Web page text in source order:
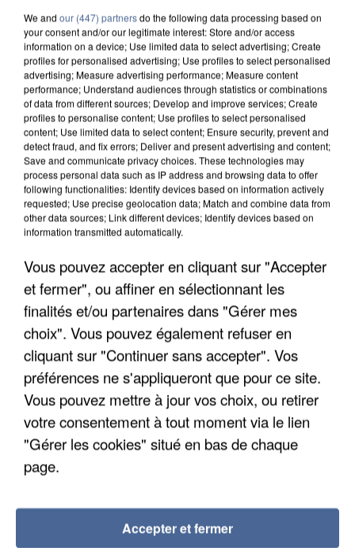
LES DONNÉES DE 300 000 CLIENTS DÉROBÉES À
INTERMARCHÉ APRÈS UNE...
GABRIEL ATTAL ET RAPHAËL GLUCKSMANN
VISÉS PAR DES INGÉRENCES...
We and our (447) partnersdo the following data processing based on
your consent and/or our legitimate interest: Store and/or access
information on a device; Use limited data to select advertising; Create
profiles for personalised advertising; Use profiles to select personalised
advertising; Measure advertising performance; Measure content
performance; Understand audiences through statistics or combinations
of data from different sources; Develop and improve services; Create
profiles to personalise content; Use profiles to select personalised
content; Use limited data to select content; Ensure security, prevent and
detect fraud, and fix errors; Deliver and present advertising and content;
Save and communicate privacy choices. These technologies may
process personal data such as IP address and browsing data to offer
following functionalities: Identify devices based on information actively
requested; Use precise geolocation data; Match and combine data from
other data sources; Link different devices; Identify devices based on
information transmitted automatically.
Vous pouvez accepter en cliquant sur "Accepter
et fermer", ou affiner en sélectionnant les
finalités et/ou partenaires dans "Gérer mes
choix". Vous pouvez également refuser en
cliquant sur "Continuer sans accepter". Vos
préférences ne s'appliqueront que pour ce site.
Vous pouvez mettre à jour vos choix, ou retirer
votre consentement à tout moment via le lien
"Gérer les cookies" situé en bas de chaque
page.
Accepter et fermer